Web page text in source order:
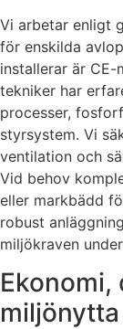
Vi arbetar enligt
för enskilda
installerar är
tekniker har
processer,
styrsystem. Vi
ventilation och
Vid behov
eller markbädd
robust
miljökraven
miljönytta